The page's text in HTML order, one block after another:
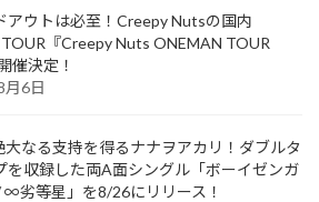
アウトは必至！Creepy Nutsの国内
『Creepy Nuts ONEMAN TOUR
催決定！
月6日
大なる支持を得るナナヲアカリ！ダブルタ
を収録した両A面シングル「ボーイゼンガ
∞劣等星」を8/26にリリース！